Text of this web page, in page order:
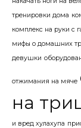
тренировки дома
комплекс на руки с
мифы о домашних
девушки
отжимания на мяче
на
и вред хулахупа